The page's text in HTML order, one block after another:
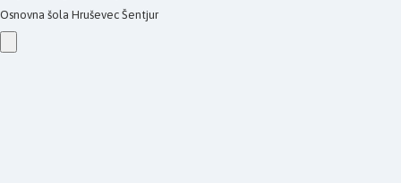
Osnovna šola Hruševec Šentjur